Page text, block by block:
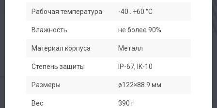
Рабочая температура -40...+60 °C
Влажность не более 90%
Материал корпуса Металл
Степень защиты IP-67, IK-10
Размеры ø122×88.9 мм
Вес 390 г